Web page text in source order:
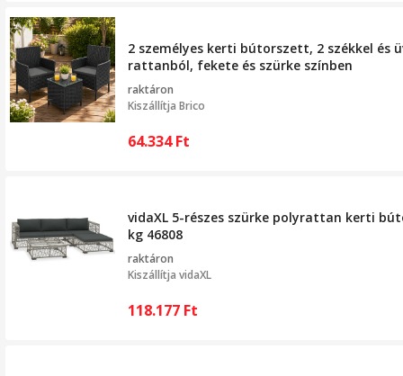
2 személyes kerti bútorszett, 2 székkel és
rattanból, fekete és szürke színben
raktáron
Kiszállítja Brico
64.334Ft
vidaXL 5-részes szürke polyrattan kerti
kg 46808
raktáron
Kiszállítja vidaXL
118.177 Ft